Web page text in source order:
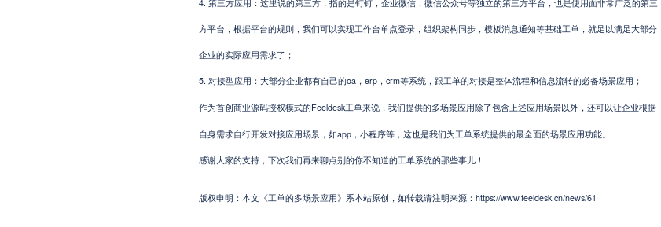
4. 第三方应用：这里说的第三方，指的是钉钉，企业微信，微信公众号等独立的第三方平台，也是使用面非常广泛的第三
方平台，根据平台的规则，我们可以实现工作台单点登录，组织架构同步，模板消息通知等基础工单，就足以满足大部分
企业的实际应用需求了；
5. 对接型应用：大部分企业都有自己的oa，erp，crm等系统，跟工单的对接是整体流程和信息流转的必备场景应用；
作为首创商业源码授权模式的Feeldesk工单来说，我们提供的多场景应用除了包含上述应用场景以外，还可以让企业根据
自身需求自行开发对接应用场景，如app，小程序等，这也是我们为工单系统提供的最全面的场景应用功能。
感谢大家的支持，下次我们再来聊点别的你不知道的工单系统的那些事儿！
版权申明：本文《工单的多场景应用》系本站原创，如转载请注明来源：https://www.feeldesk.cn/news/61